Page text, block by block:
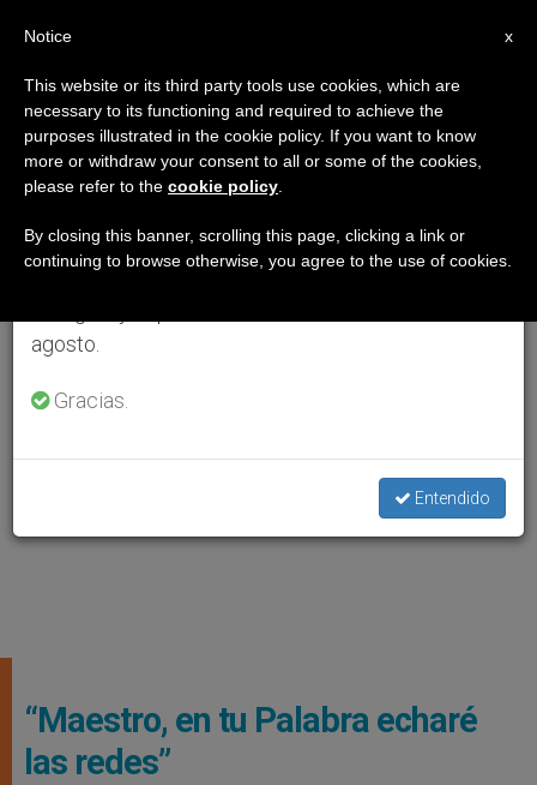
“Maestro, en tu Palabra echaré
las redes”
×
Aviso importante
Del 27 de julio al 7 de agosto haremos la pausa
anual, aprovechando que en el periodo de verano
se generan menos informaciones y también el
agosto.
Gracias.
Entendido
x
Notice
This website or its third party tools use cookies, which are
necessary to its functioning and required to achieve the
purposes illustrated in the cookie policy. If you want to know
more or withdraw your consent to all or some of the cookies,
please refer to the cookie policy
By closing this banner, scrolling this page, clicking a link or
continuing to browse otherwise, you agree to the use of cookies.